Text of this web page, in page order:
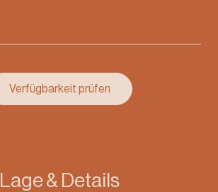
Verfügbarkeit prüfen
Lage & Details